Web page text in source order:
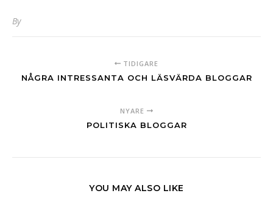
By
TIDIGARE
NÅGRA INTRESSANTA OCH LÄSVÄRDA BLOGGAR
NYARE
POLITISKA BLOGGAR
YOU MAY ALSO LIKE